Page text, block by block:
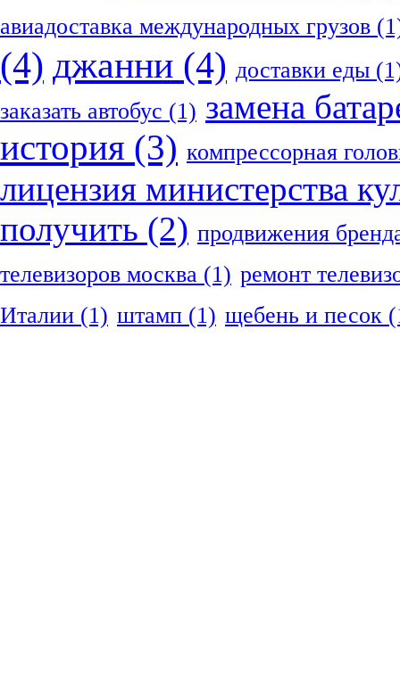
авиадоставка международных грузов
(4) джанни (4) доставки еды
заказать автобус (1) замена
история (3) компрессорная
лицензия министерства
получить (2) продвижения
телевизоров москва (1) ремонт
Италии (1) штамп (1) щебень и песок